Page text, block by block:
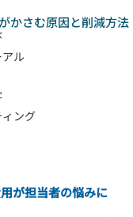
ル
ング
かさむ原因と削減方法
が担当者の悩みに